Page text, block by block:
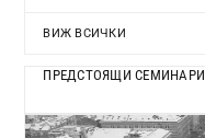
ВИЖ ВСИЧКИ
ПРЕДСТОЯЩИ СЕМИНАРИ